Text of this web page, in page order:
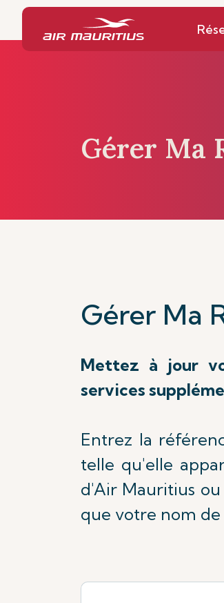
Page d’accueil
Gérer Ma
Gérer Ma
Mettez à jour
services
Entrez la
telle qu'elle
d'Air Mauritius
que votre nom